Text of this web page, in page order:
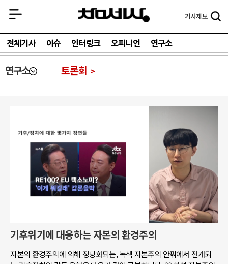
기사제보
전체기사 이슈 인터링크 오피니언 연구소
연구소 토론회
기후위기에 대응하는 자본의 환경주의
자본의 환경주의에 의해 정당화되는, 녹색 자본주의 안팎에서 전개되